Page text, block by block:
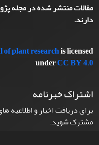
مقالات منتشر شده در مجله
دارند.
plant researchis licensed
underCC BY 4.0
اشتراک خبرنامه
برای دریافت اخبار و اطلاعیه
مشترک شوید.